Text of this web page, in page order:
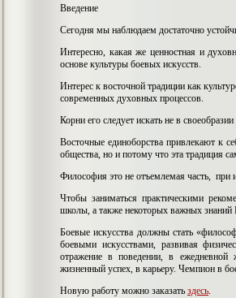
Введение
Сегодня мы наблюдаем достаточно
Интересно, какая же ценностная и
основе культуры боевых искусств.
Интерес к восточной традиции как
современных духовных процессов.
Корни его следует искать не в
Восточные единоборства привлекают к
общества, но и потому что эта традиция
Философия это не отъемлемая часть, при
Чтобы заниматься практическими
школы, а также некоторых важных знаний
Боевые искусства должны стать
боевыми искусствами, развивая
отражение в поведении, в
жизненный успех, в карьеру. Чемпион в
Новую работу можно заказать здесь.